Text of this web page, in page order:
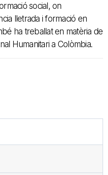
social, on
lletrada i formació en
ha treballat en matèria de
Humanitari a Colòmbia.